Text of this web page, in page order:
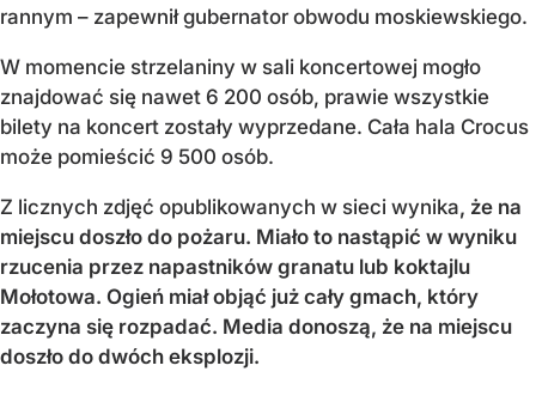
rannym – zapewnił gubernator obwodu moskiewskiego.
W momencie strzelaniny w sali koncertowej mogło
znajdować się nawet 6 200 osób, prawie wszystkie
bilety na koncert zostały wyprzedane. Cała hala Crocus
może pomieścić 9 500 osób.
Z licznych zdjęć opublikowanych w sieci wynika, że na
miejscu doszło do pożaru. Miało to nastąpić w wyniku
rzucenia przez napastników granatu lub koktajlu
Mołotowa. Ogień miał objąć już cały gmach, który
zaczyna się rozpadać. Media donoszą, że na miejscu
doszło do dwóch eksplozji.